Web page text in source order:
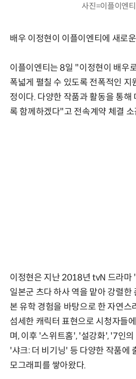
사진=이플이엔티
배우 이정현이 이플이엔티에 새로
이플이엔티는 8일 "이정현이 배우
폭넓게 펼칠 수 있도록 전폭적인 지
정이다. 다양한 작품과 활동을 통해
록 함께하겠다"고 전속계약 체결
이정현은 지난 2018년 tvN 드라마
일본군 츠다 하사 역을 맡아 강렬한
본 유학 경험을 바탕으로 한 자연스
섬세한 캐릭터 표현으로 시청자들
며, 이후 '스위트홈', '설강화', '7인
'샤크: 더 비기닝' 등 다양한 작품에
모그래피를 쌓아왔다.